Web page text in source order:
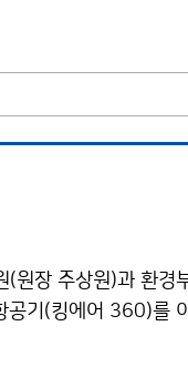
(원장 주상원)과 환경
공기(킹에어 360)를